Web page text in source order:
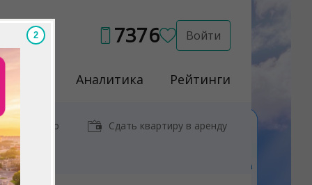
7376 Войти
Аналитика Рейтинги
у метро Сдать квартиру в аренду
1